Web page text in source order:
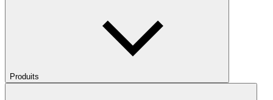
Produits